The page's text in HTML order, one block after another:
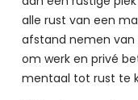
alle rust van een
afstand nemen van
om werk en privé
mentaal tot rust te